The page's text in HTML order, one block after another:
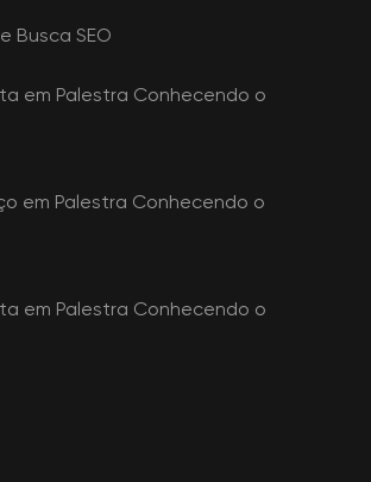
Busca SEO
em Palestra Conhecendo o
em Palestra Conhecendo o
em Palestra Conhecendo o